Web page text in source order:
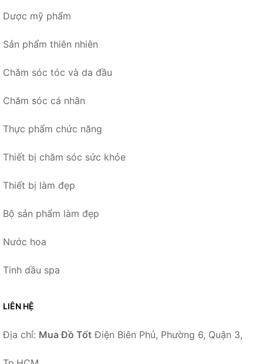
Dược mỹ phẩm
Sản phẩm thiên nhiên
Chăm sóc tóc và da đầu
Chăm sóc cá nhân
Thực phẩm chức năng
Thiết bị chăm sóc sức khỏe
Thiết bị làm đẹp
Bộ sản phẩm làm đẹp
Nước hoa
Tinh dầu spa
LIÊN HỆ
Địa chỉ: Mua Đồ Tốt Điện Biên Phủ, Phường 6, Quận 3,